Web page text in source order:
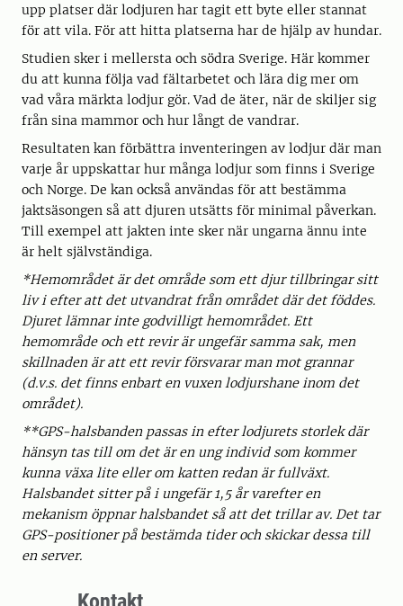
upp platser där lodjuren har tagit ett byte eller stannat
för att vila. För att hitta platserna har de hjälp av hundar.
Studien sker i mellersta och södra Sverige. Här kommer
du att kunna följa vad fältarbetet och lära dig mer om
vad våra märkta lodjur gör. Vad de äter, när de skiljer sig
från sina mammor och hur långt de vandrar.
Resultaten kan förbättra inventeringen av lodjur där man
varje år uppskattar hur många lodjur som finns i Sverige
och Norge. De kan också användas för att bestämma
jaktsäsongen så att djuren utsätts för minimal påverkan.
Till exempel att jakten inte sker när ungarna ännu inte
är helt självständiga.
*Hemområdet är det område som ett djur tillbringar sitt
liv i efter att det utvandrat från området där det föddes.
Djuret lämnar inte godvilligt hemområdet. Ett
hemområde och ett revir är ungefär samma sak, men
skillnaden är att ett revir försvarar man mot grannar
(d.v.s. det finns enbart en vuxen lodjurshane inom det
området).
**GPS-halsbanden passas in efter lodjurets storlek där
hänsyn tas till om det är en ung individ som kommer
kunna växa lite eller om katten redan är fullväxt.
Halsbandet sitter på i ungefär 1,5 år varefter en
mekanism öppnar halsbandet så att det trillar av. Det tar
GPS-positioner på bestämda tider och skickar dessa till
en server.